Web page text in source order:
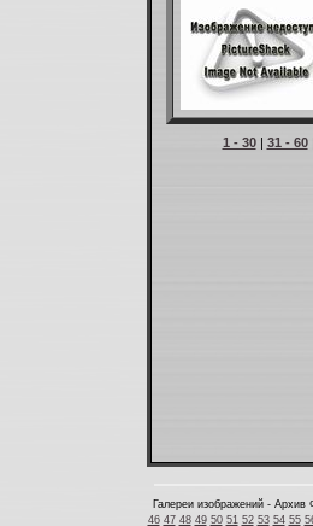
1 - 30| 31 - 60|
Галереи изображений - Архив
46 47 48 49 50 51 52 53 54 55